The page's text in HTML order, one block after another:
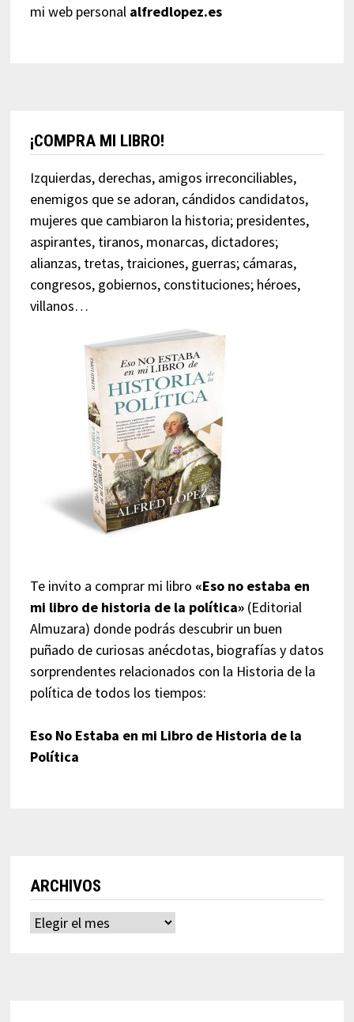
mi web personal alfredlopez.es
¡COMPRA MI LIBRO!
Izquierdas, derechas, amigos irreconciliables,
enemigos que se adoran, cándidos candidatos,
mujeres que cambiaron la historia; presidentes,
aspirantes, tiranos, monarcas, dictadores;
alianzas, tretas, traiciones, guerras; cámaras,
congresos, gobiernos, constituciones; héroes,
villanos…
Te invito a comprar mi libro «Eso no estaba en
mi libro de historia de la política»(Editorial
Almuzara) donde podrás descubrir un buen
puñado de curiosas anécdotas, biografías y datos
sorprendentes relacionados con la Historia de la
política de todos los tiempos:
Eso No Estaba en mi Libro de Historia de la
Política
ARCHIVOS
Archivos